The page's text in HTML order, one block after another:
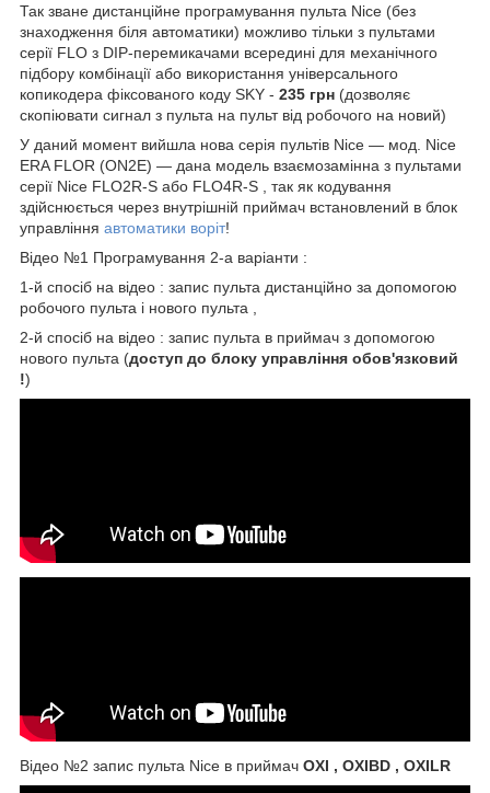
Так зване дистанційне програмування пульта Nice (без
знаходження біля автоматики) можливо тільки з пультами
серії FLO з DIP-перемикачами всередині для механічного
підбору комбінації або використання універсального
копикодера фіксованого коду SKY - 235 грн (дозволяє
скопіювати сигнал з пульта на пульт від робочого на новий)
У даний момент вийшла нова серія пультів Nice ― мод. Nice
ERA FLOR (ON2E) ― дана модель взаємозамінна з пультами
серії Nice FLO2R-S або FLO4R-S , так як кодування
здійснюється через внутрішній приймач встановлений в блок
управління автоматики воріт!
Відео №1 Програмування 2-а варіанти :
1-й спосіб на відео : запис пульта дистанційно за допомогою
робочого пульта і нового пульта ,
2-й спосіб на відео : запис пульта в приймач з допомогою
нового пульта (доступ до блоку управління обов'язковий
!)
Відео №2 запис пульта Nice в приймач OXI , OXIBD , OXILR